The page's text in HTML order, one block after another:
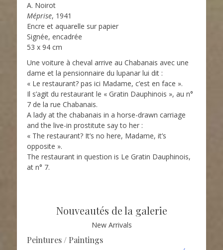
A. Noirot
Méprise, 1941
Encre et aquarelle sur papier
Signée, encadrée
53 x 94 cm
Une voiture à cheval arrive au Chabanais avec une
dame et la pensionnaire du lupanar lui dit :
« Le restaurant? pas ici Madame, c’est en face ».
Il s’agit du restaurant le « Gratin Dauphinois », au n°
7 de la rue Chabanais.
A lady at the chabanais in a horse-drawn carriage
and the live-in prostitute say to her :
« The restaurant? It’s no here, Madame, it’s
opposite ».
The restaurant in question is Le Gratin Dauphinois,
at n° 7.
Nouveautés de la galerie
New Arrivals
Peintures / Paintings